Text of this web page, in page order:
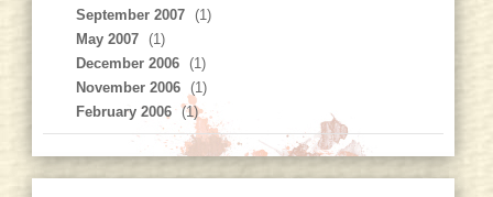
September 2007
(1)
May 2007
(1)
December 2006
(1)
November 2006
(1)
February 2006 (1)